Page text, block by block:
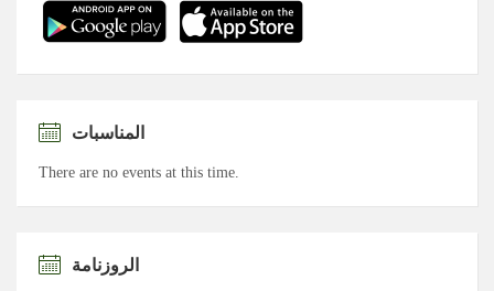
المناسبات
There are no events at this time.
الروزنامة